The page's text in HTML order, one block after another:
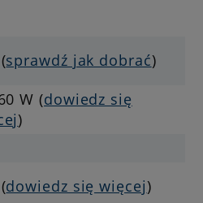
sprawdź jak dobrać)
W (dowiedz się
)
dowiedz się więcej)